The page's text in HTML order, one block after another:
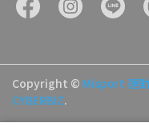
Copyright © Misport 運
CYBERBIZ.